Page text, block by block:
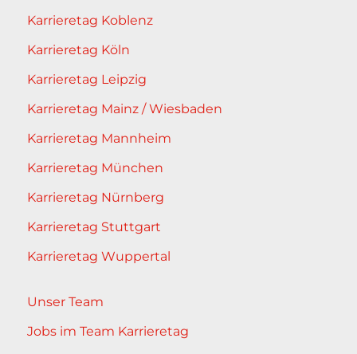
Karrieretag Koblenz
Karrieretag Köln
Karrieretag Leipzig
Karrieretag Mainz / Wiesbaden
Karrieretag Mannheim
Karrieretag München
Karrieretag Nürnberg
Karrieretag Stuttgart
Karrieretag Wuppertal
Unser Team
Jobs im Team Karrieretag